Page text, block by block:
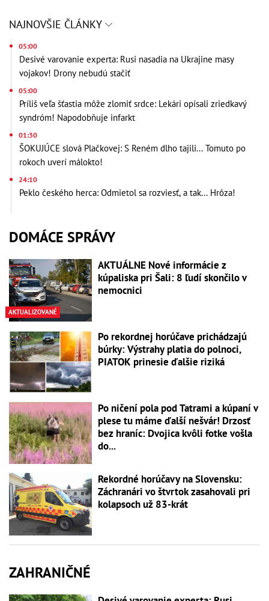
NAJNOVŠIE ČLÁNKY
05:00
Desivé varovanie experta: Rusi nasadia na Ukrajine masy
vojakov! Drony nebudú stačiť
05:00
Príliš veľa šťastia môže zlomiť srdce: Lekári opísali zriedkavý
syndróm! Napodobňuje infarkt
01:30
ŠOKUJÚCE slová Plačkovej: S Reném dlho tajili... Tomuto po
rokoch uverí málokto!
24:10
Peklo českého herca: Odmietol sa rozviesť, a tak... Hrôza!
DOMÁCE SPRÁVY
AKTUALIZOVANÉ
AKTUÁLNE Nové informácie z
kúpaliska pri Šali: 8 ľudí skončilo v
nemocnici
Po rekordnej horúčave prichádzajú
búrky: Výstrahy platia do polnoci,
PIATOK prinesie ďalšie riziká
Po ničení pola pod Tatrami a kúpaní v
plese tu máme ďalší nešvár! Drzosť
bez hraníc: Dvojica kvôli fotke vošla
do...
Rekordné horúčavy na Slovensku:
Záchranári vo štvrtok zasahovali pri
kolapsoch už 83-krát
ZAHRANIČNÉ